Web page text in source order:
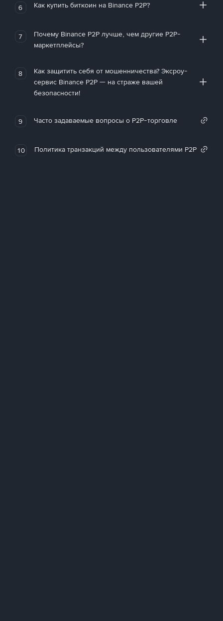
6 Как купить биткоин на Binance P2P?
7
Почему Binance P2P лучше, чем другие P2P-
маркетплейсы?
8
Как защитить себя от мошенничества? Эксроу-
сервис Binance P2P — на страже вашей
безопасности!
9 Часто задаваемые вопросы о P2P-торговле
10 Политика транзакций между пользователями P2P